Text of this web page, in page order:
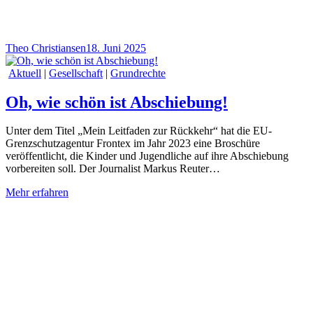
Theo Christiansen18. Juni 2025
Aktuell | Gesellschaft | Grundrechte
Oh, wie schön ist Abschiebung!
Unter dem Titel „Mein Leitfaden zur Rückkehr“ hat die EU-
Grenzschutzagentur Frontex im Jahr 2023 eine Broschüre
veröffentlicht, die Kinder und Jugendliche auf ihre Abschiebung
vorbereiten soll. Der Journalist Markus Reuter…
Mehr erfahren